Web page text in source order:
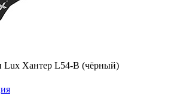
Lux Хантер L54-B (чёрный)